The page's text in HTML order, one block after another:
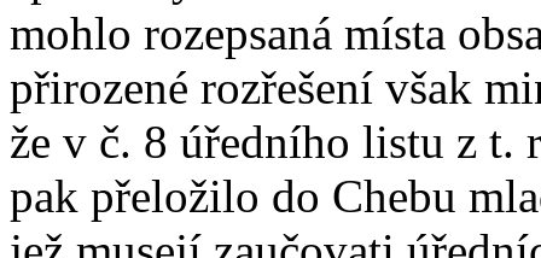
mohlo rozepsaná místa
přirozené rozřešení však
že v č. 8 úředního listu z t.
pak přeložilo do Chebu